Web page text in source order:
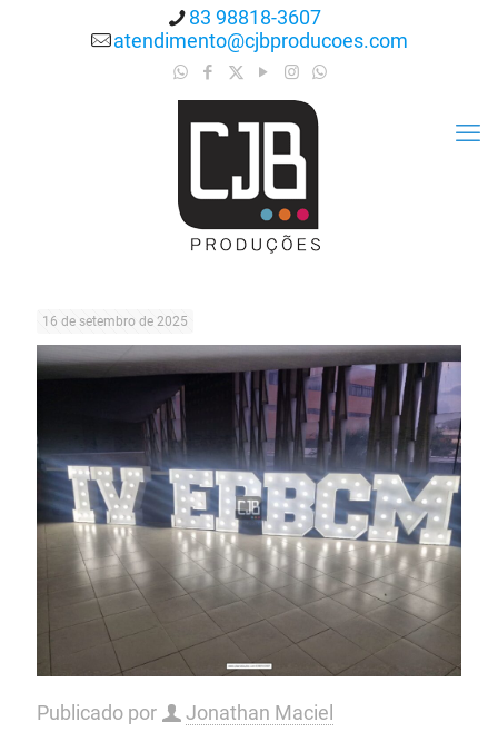
83 98818-3607
atendimento@cjbproducoes.com
16 de setembro de 2025
Publicado por Jonathan Maciel